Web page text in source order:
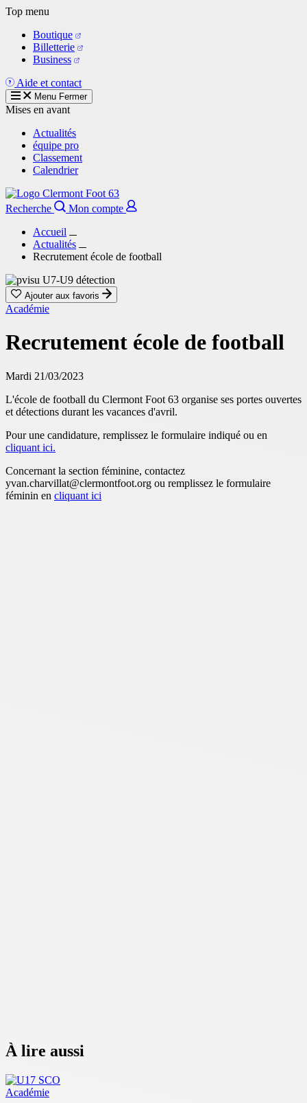
Aller
contenu
principal
Top menu
Boutique
Billetterie
Business
Aide et contact
Menu Fermer
Mises en avant
Actualités
équipe pro
Classement
Calendrier
Recherche
Mon compte
Accueil
Actualités
Recrutement école de football
Ajouter aux favoris
Académie
Recrutement école de football
Mardi 21/03/2023
L'école de football du Clermont Foot 63 organise ses portes ouvertes
et détections durant les vacances d'avril.
Pour une candidature, remplissez le formulaire indiqué ou en
cliquant ici.
Concernant la section féminine, contactez
yvan.charvillat@clermontfoot.org ou remplissez le formulaire
féminin en cliquant ici
À lire aussi
Académie